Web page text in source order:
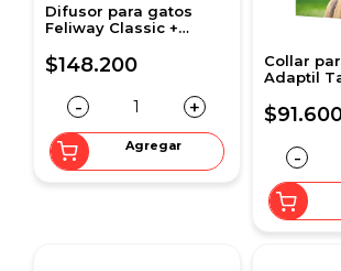
Difusor para gatos
Feliway Classic +
$148.200
- +
Agregar
Collar
Adaptil
-